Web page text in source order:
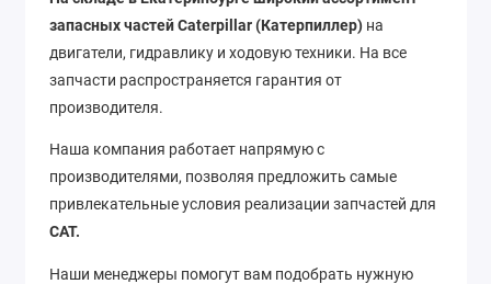
запасных частей Caterpillar (Катерпиллер) на
двигатели, гидравлику и ходовую техники. На все
запчасти распространяется гарантия от
производителя.
Наша компания работает напрямую с
производителями, позволяя предложить самые
привлекательные условия реализации запчастей для
CAT.
Наши менеджеры помогут вам подобрать нужную